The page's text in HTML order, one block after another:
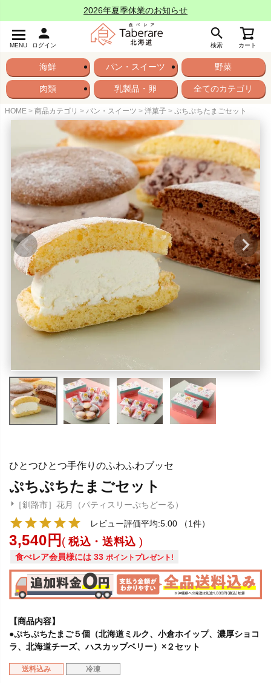
2026年夏季休業のお知らせ
MENU ログイン 検索 カート
海鮮 パン・スイーツ 野菜
肉類 乳製品・卵 全てのカテゴリ
HOME 商品カテゴリ パン・スイーツ 洋菓子 ぷちぷちたまごセット
ひとつひとつ手作りのふわふわブッセ
ぷちぷちたまごセット
［釧路市］花月（パティスリーぷちどーる）
レビュー評価平均:5.00
（1件）
3,540 税込・送料込
食べレア会員様には 33 ポイントプレゼント!
【商品内容】
●ぷちぷちたまご５個（北海道ミルク、小倉ホイップ、濃厚ショコ
ラ、北海道チーズ、ハスカップベリー）×２セット
送料込み 冷凍